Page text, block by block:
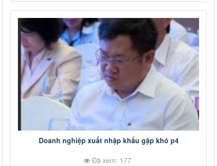
Doanh nghiệp xuất nhập khẩu gặp khó p4
Đã xem: 177